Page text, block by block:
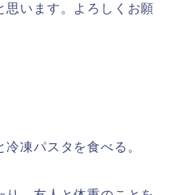
思います。よろしくお願
凍パスタを食べる。